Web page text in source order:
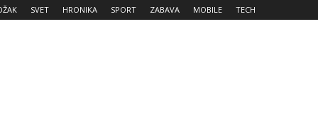
SVET HRONIKA SPORT ZABAVA MOBILE TECH